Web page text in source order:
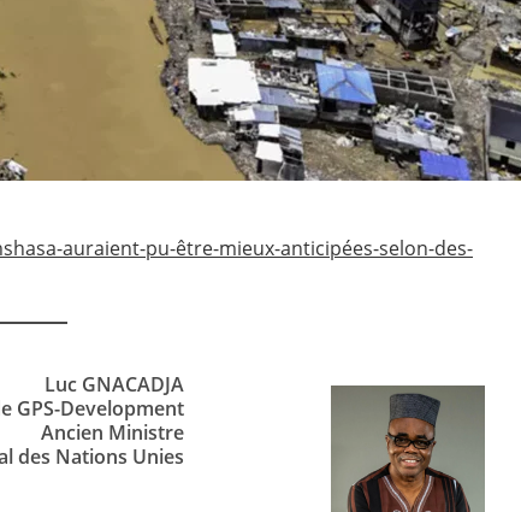
auraient-pu-être-mieux-anticipées-selon-des-
Luc GNACADJA
GPS-Development
Ancien Ministre
des Nations Unies